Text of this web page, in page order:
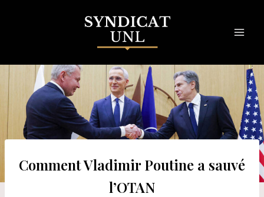
Comment Vladimir Poutine a sauvé
l’OTAN